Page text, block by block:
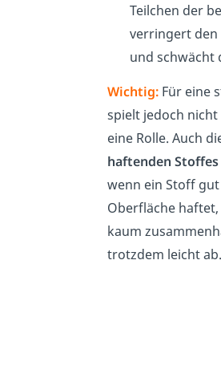
Teilchen der
verringert
und schwächt
Wichtig: Für eine
spielt jedoch
eine Rolle. Auch
haftenden Stoffes
wenn ein Stoff
Oberfläche
kaum
trotzdem leicht ab.